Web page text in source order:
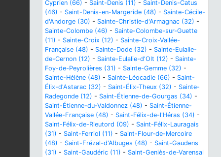
Cyprien (66) - Saint-Denis (11) - Saint-Denis-Catus
(46) - Saint-Denis-en-Margeride (48) - Sainte-Cécile-
d'Andorge (30) - Sainte-Christie-d'Armagnac (32) -
Sainte-Colombe (46) - Sainte-Colombe-sur-Guette
(11) - Sainte-Croix (12) - Sainte-Croix-Vallée-
Française (48) - Sainte-Dode (32) - Sainte-Eulalie-
de-Cernon (12) - Sainte-Eulalie-d'Olt (12) - Sainte-
Foy-de-Peyrolières (31) - Sainte-Gemme (32) -
Sainte-Hélène (48) - Sainte-Léocadie (66) - Saint-
Élix-d'Astarac (32) - Saint-Élix-Theux (32) - Sainte-
Radegonde (12) - Saint-Étienne-de-Gourgas (34) -
Saint-Étienne-du-Valdonnez (48) - Saint-Étienne-
Vallée-Française (48) - Saint-Félix-de-l'Héras (34) -
Saint-Félix-de-Rieutord (09) - Saint-Félix-Lauragais
(31) - Saint-Ferriol (11) - Saint-Flour-de-Mercoire
(48) - Saint-Frézal-d'Albuges (48) - Saint-Gaudens
(31) - Saint-Gaudéric (11) - Saint-Geniès-de-Varensal